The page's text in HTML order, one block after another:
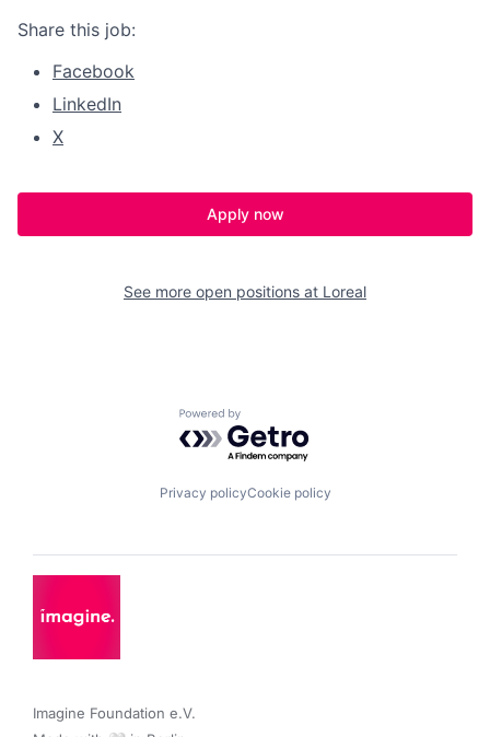
Share this job:
Facebook
LinkedIn
X
Apply now
See more open positions at Loreal
Powered by Getro.com
Privacy policyCookie policy
Imagine Foundation e.V.